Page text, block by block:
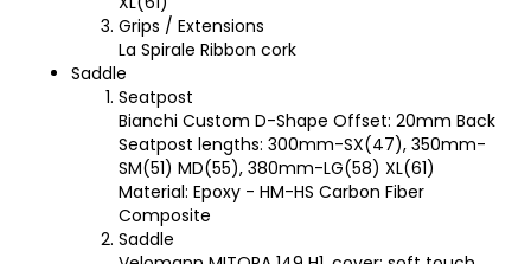
Grips / Extensions
La Spirale Ribbon cork
Saddle
Seatpost
Bianchi Custom D-Shape Offset: 20mm Back
Seatpost lengths: 300mm-SX(47), 350mm-
SM(51) MD(55), 380mm-LG(58) XL(61)
Material: Epoxy - HM-HS Carbon Fiber
Composite
Saddle